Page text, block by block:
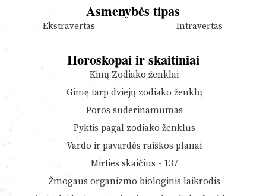
Asmenybės tipas
Ekstravertas Intravertas
Horoskopai ir skaitiniai
Kinų Zodiako ženklai
Gimę tarp dviejų zodiako ženklų
Poros suderinamumas
Pyktis pagal zodiako ženklus
Vardo ir pavardės raiškos planai
Mirties skaičius - 137
Žmogaus organizmo biologinis laikrodis